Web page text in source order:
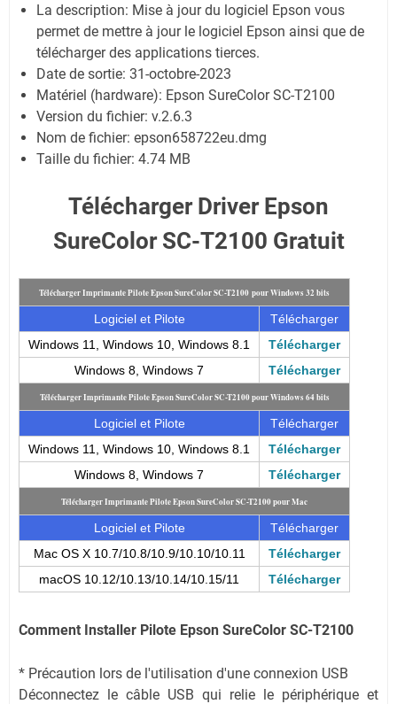
La description: Mise à jour du logiciel Epson vous
permet de mettre à jour le logiciel Epson ainsi que de
télécharger des applications tierces.
Date de sortie: 31-octobre-2023
Matériel (hardware): Epson SureColor SC-T2100
Version du fichier: v.2.6.3
Nom de fichier: epson658722eu.dmg
Taille du fichier: 4.74 MB
Télécharger Driver Epson
SureColor SC-T2100 Gratuit
Télécharger Imprimante Pilote Epson SureColor SC-T2100 pour Windows 32 bits
Logiciel et Pilote
Télécharger
Windows 11, Windows 10, Windows 8.1
Télécharger
Windows 8, Windows 7
Télécharger
Télécharger Imprimante Pilote Epson SureColor SC-T2100 pour Windows 64 bits
Logiciel et Pilote
Télécharger
Windows 11, Windows 10, Windows 8.1
Télécharger
Windows 8, Windows 7
Télécharger
Télécharger Imprimante Pilote Epson SureColor SC-T2100 pour Mac
Logiciel et Pilote
Télécharger
Mac OS X 10.7/10.8/10.9/10.10/10.11
Télécharger
macOS 10.12/10.13/10.14/10.15/11
Télécharger
Comment Installer Pilote Epson SureColor SC-T2100
* Précaution lors de l'utilisation d'une connexion USB
Déconnectez le câble USB qui relie le périphérique et